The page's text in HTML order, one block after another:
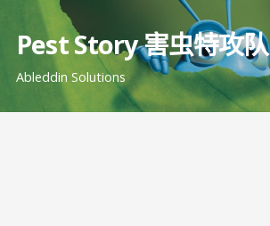
Pest Story 害虫特攻队
Ableddin Solutions